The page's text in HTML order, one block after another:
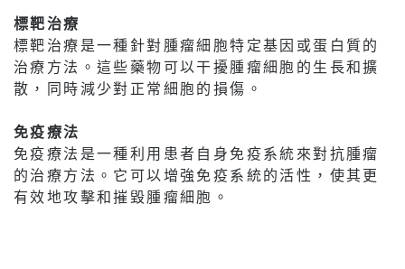
標靶治療
標靶治療是一種針對腫瘤細胞特定基因或蛋白質的
治療方法。這些藥物可以干擾腫瘤細胞的生長和擴
散，同時減少對正常細胞的損傷。
免疫療法
免疫療法是一種利用患者自身免疫系統來對抗腫瘤
的治療方法。它可以增強免疫系統的活性，使其更
有效地攻擊和摧毀腫瘤細胞。